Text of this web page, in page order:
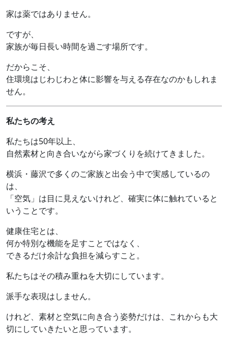
家は薬ではありません。
ですが、
家族が毎日長い時間を過ごす場所です。
だからこそ、
住環境はじわじわと体に影響を与える存在なのかもしれま
せん。
私たちの考え
私たちは50年以上、
自然素材と向き合いながら家づくりを続けてきました。
横浜・藤沢で多くのご家族と出会う中で実感しているの
は、
「空気」は目に見えないけれど、確実に体に触れていると
いうことです。
健康住宅とは、
何か特別な機能を足すことではなく、
できるだけ余計な負担を減らすこと。
私たちはその積み重ねを大切にしています。
派手な表現はしません。
けれど、素材と空気に向き合う姿勢だけは、これからも大
切にしていきたいと思っています。